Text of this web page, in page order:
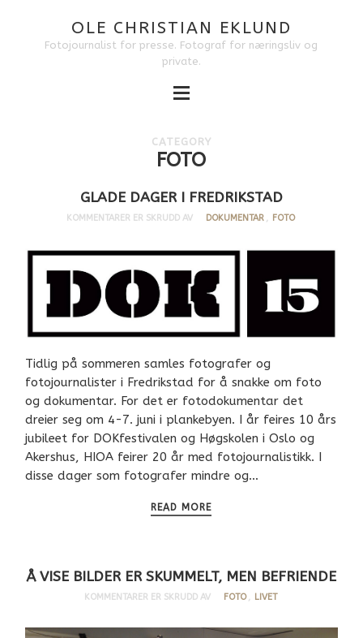
OLE CHRISTIAN EKLUND
Fotojournalist for presse. Fotograf for næringsliv og
private.
CATEGORY
FOTO
GLADE DAGER I FREDRIKSTAD
KOMMENTARER ER SKRUDD AV DOKUMENTAR , FOTO
Tidlig på sommeren samles fotografer og
fotojournalister i Fredrikstad for å snakke om foto
og dokumentar. For det er fotodokumentar det
dreier seg om 4-7. juni i plankebyen. I år feires 10 års
jubileet for DOKfestivalen og Høgskolen i Oslo og
Akershus, HIOA feirer 20 år med fotojournalistikk. I
disse dager som fotografer mindre og…
READ MORE
Å VISE BILDER ER SKUMMELT, MEN BEFRIENDE
KOMMENTARER ER SKRUDD AV FOTO , LIVET